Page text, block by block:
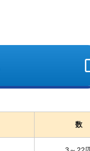
数